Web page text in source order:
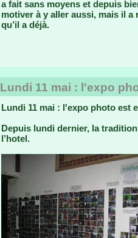
a fait sans moyens et depuis
motiver à y aller aussi, mais il
qu’il a déjà.
Lundi 11 mai : l'expo
Lundi 11 mai : l'expo photo est
Depuis lundi dernier, la
l’hotel.